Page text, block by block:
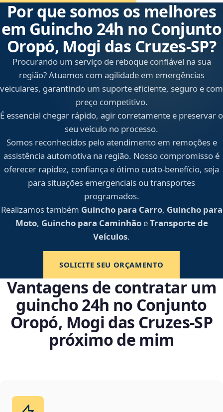
Por que somos os melhores
em Guincho 24h no Conjunto
Oropó, Mogi das Cruzes‑SP?
Procurando um serviço de reboque confiável na sua
região? Atuamos com agilidade em emergências
veiculares, garantindo um suporte eficiente, seguro e com
preço competitivo.
É essencial chegar rápido, agir corretamente e preservar o
seu veículo no processo.
Somos reconhecidos pelo atendimento em remoções e
assistência automotiva na região. Nosso compromisso é
oferecer rapidez, confiança e ótimo custo-benefício, seja
para situações emergenciais ou transportes
programados.
Realizamos também Guincho para Carro, Guincho para
Moto, Guincho para CaminhãoeTransporte de
Veículos.
SOLICITE SEU ORÇAMENTO
Vantagens de contratar um
guincho 24h no Conjunto
Oropó, Mogi das Cruzes‑SP
próximo de mim